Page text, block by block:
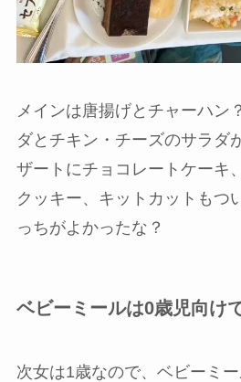
メインは唐揚げとチャーハン
ダとチキン・チーズのサラダ
ザートにチョコレートケーキ
クッキー、キットカットもつ
っちがよかったな？
ベビーミールは0歳児向け
次女は1歳なので、ベビーミ